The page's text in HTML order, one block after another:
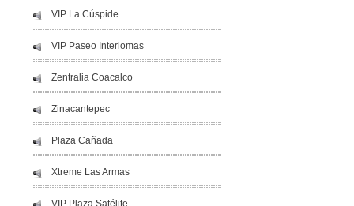
VIP La Cúspide
VIP Paseo Interlomas
Zentralia Coacalco
Zinacantepec
Plaza Cañada
Xtreme Las Armas
VIP Plaza Satélite